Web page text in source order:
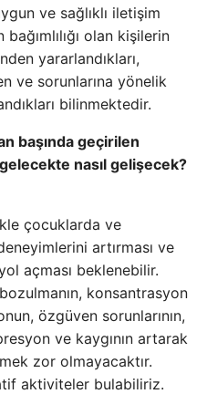
ve sağlıklı iletişim
olan kişilerin
yararlandıkları,
ve sorunlarına yönelik
bilinmektedir.
başında geçirilen
nasıl gelişecek?
çocuklarda ve
artırması ve
açması beklenebilir.
konsantrasyon
özgüven sorunlarının,
ve kaygının artarak
zor olmayacaktır.
aktiviteler bulabiliriz.